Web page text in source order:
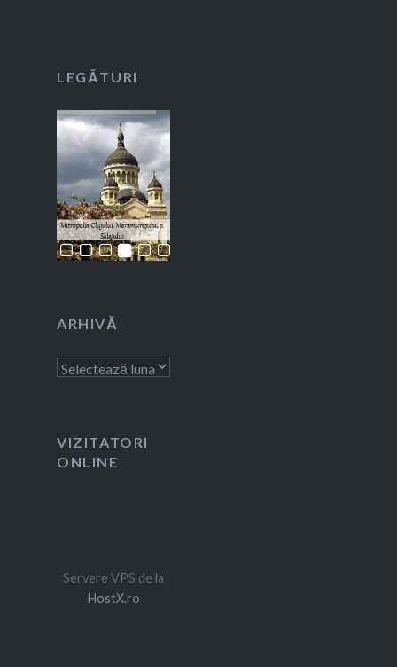
LEGĂTURI
ARHIVĂ
Arhivă
VIZITATORI
ONLINE
Servere VPS de la
HostX.ro